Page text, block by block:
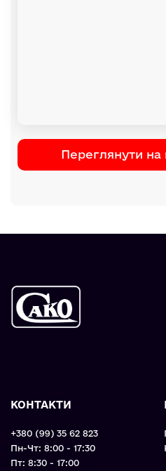
Переглянути на
КОНТАКТИ
+380 (99) 35 62 823
Пн-Чт: 8:00 - 17:30
Пт: 8:30 - 17:00